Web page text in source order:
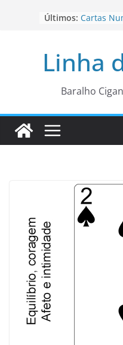
Últimos: Cartas
para está
Os Naipes
Cartas
Linha
Baralho